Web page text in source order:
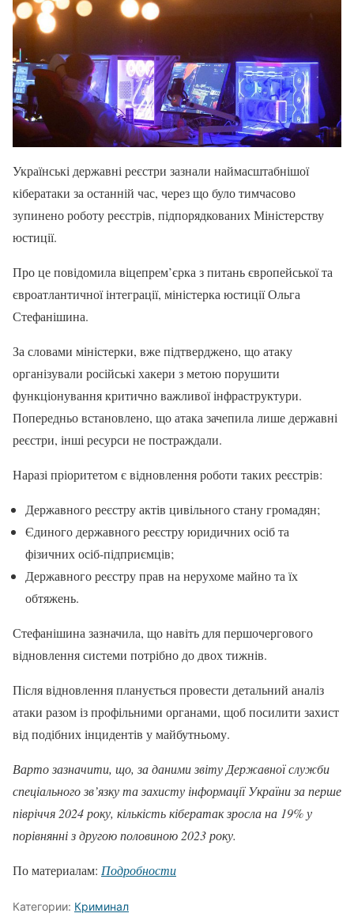
Українські державні реєстри зазнали наймасштабнішої
кібератаки за останній час, через що було тимчасово
зупинено роботу реєстрів, підпорядкованих Міністерству
юстиції.
Про це повідомила віцепрем’єрка з питань європейської та
євроатлантичної інтеграції, міністерка юстиції Ольга
Стефанішина.
За словами міністерки, вже підтверджено, що атаку
організували російські хакери з метою порушити
функціонування критично важливої інфраструктури.
Попередньо встановлено, що атака зачепила лише державні
реєстри, інші ресурси не постраждали.
Наразі пріоритетом є відновлення роботи таких реєстрів:
Державного реєстру актів цивільного стану громадян;
Єдиного державного реєстру юридичних осіб та
фізичних осіб-підприємців;
Державного реєстру прав на нерухоме майно та їх
обтяжень.
Стефанішина зазначила, що навіть для першочергового
відновлення системи потрібно до двох тижнів.
Після відновлення планується провести детальний аналіз
атаки разом із профільними органами, щоб посилити захист
від подібних інцидентів у майбутньому.
Варто зазначити, що, за даними звіту Державної служби
спеціального зв’язку та захисту інформації України за перше
півріччя 2024 року, кількість кібератак зросла на 19% у
порівнянні з другою половиною 2023 року.
По материалам: Подробности
Категории: Криминал